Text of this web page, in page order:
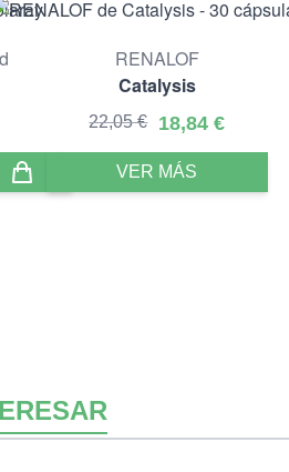
RENALOF
Catalysis
18,84 €
22,05 €
VER MÁS